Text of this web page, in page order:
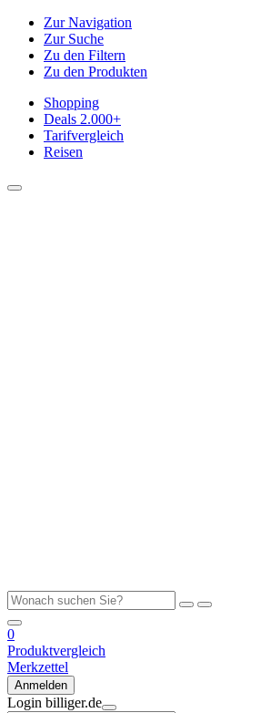
Zur Navigation
Zur Suche
Zu den Filtern
Zu den Produkten
Shopping
Deals 2.000+
Tarifvergleich
Reisen
0
Produktvergleich
Merkzettel
Anmelden
Login billiger.de